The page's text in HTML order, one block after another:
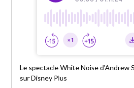
Le spectacle White Noise d’Andrew
sur Disney Plus